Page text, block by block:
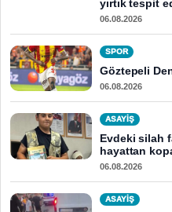
yırtık tespit
06.08.2026
SPOR
Göztepeli
06.08.2026
ASAYİŞ
Evdeki silah
hayattan
06.08.2026
ASAYİŞ